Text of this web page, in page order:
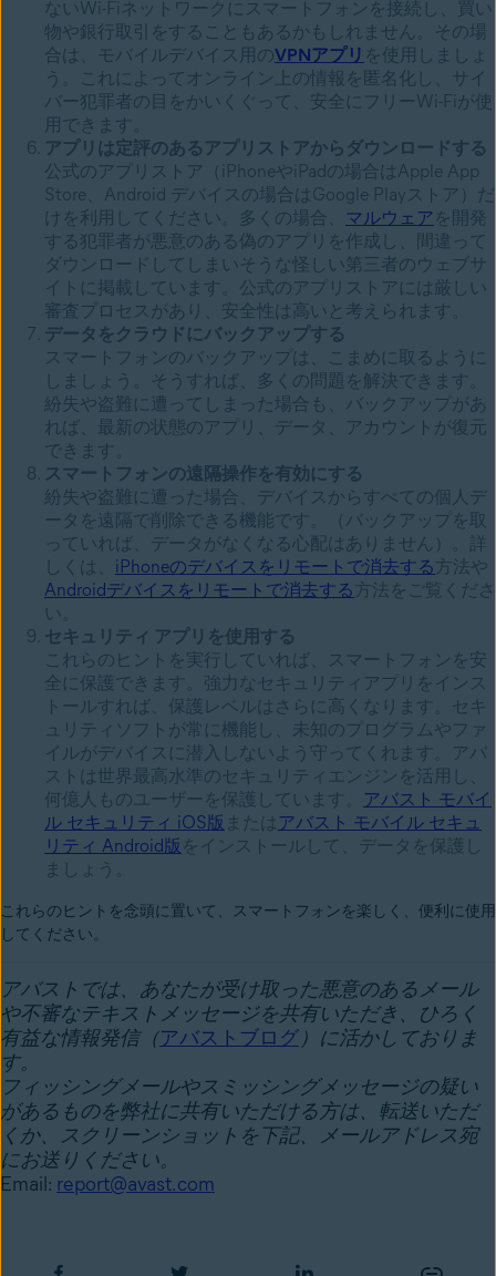
ないWi-Fiネットワークにスマートフォンを接続し、買い
物や銀行取引をすることもあるかもしれません。その場
合は、モバイルデバイス用のVPNアプリ を使用しましょ
う。これによってオンライン上の情報を匿名化し、サイ
バー犯罪者の目をかいくぐって、安全にフリーWi-Fiが使
用できます。
アプリは定評のあるアプリストアからダウンロードする
公式のアプリストア（iPhoneやiPadの場合はApple App
Store、Android デバイスの場合はGoogle Playストア）だ
けを利用してください。
多くの場合、 マルウェア を開発
する犯罪者が悪意のある偽のアプリを作成し、間違って
ダウンロードしてしまいそうな怪しい第三者のウェブサ
イトに掲載しています。公式のアプリストアには厳しい
審査プロセスがあり、安全性は高いと考えられます。
データをクラウドにバックアップする
スマートフォンのバックアップは、こまめに取るように
しましょう。そうすれば、多くの問題を解決できます。
紛失や盗難に遭ってしまった場合も、バックアップがあ
れば、最新の状態のアプリ、データ、アカウントが復元
できます。
スマートフォンの遠隔操作を有効にする
紛失や盗難に遭った場合、デバイスからすべての個人デ
ータを遠隔で削除できる機能です。（バックアップを取
っていれば、データがなくなる心配はありません）。詳
しくは、 iPhoneのデバイスをリモートで消去する方法や
Androidデバイスをリモートで消去する方法をご覧くださ
い。
セキュリティ アプリを使用する
これらのヒントを実行していれば、スマートフォンを安
全に保護できます。強力なセキュリティアプリをインス
トールすれば、保護レベルはさらに高くなります。セキ
ュリティソフトが常に機能し、未知のプログラムやファ
イルがデバイスに潜入しないよう守ってくれます。アバ
ストは世界最高水準のセキュリティエンジンを活用し、
何億人ものユーザーを保護しています。
アバスト モバイ
ル セキュリティ iOS版 または アバスト モバイル セキュ
リティ Android版 をインストールして、データを保護し
ましょう。
これらのヒントを念頭に置いて、スマートフォンを楽しく、便利に使用
してください。
アバストでは、あなたが受け取った悪意のあるメール
や不審なテキストメッセージを共有いただき、ひろく
有益な情報発信（アバストブログ）に活かしておりま
す。
フィッシングメールやスミッシングメッセージの疑い
があるものを弊社に共有いただける方は、転送いただ
くか、スクリーンショットを下記、メールアドレス宛
にお送りください。
Email: report@avast.com